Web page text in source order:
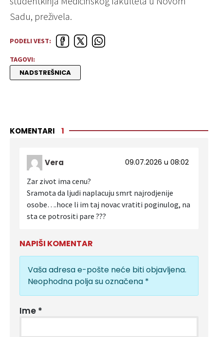
Sadu, preživela.
PODELI VEST:
TAGOVI:
NADSTREŠNICA
KOMENTARI 1
Vera
09.07.2026 u 08:02
Zar zivot ima cenu?
Sramota da ljudi naplacuju smrt najrodjenije
osobe….hoce li im taj novac vratiti poginulog, na
sta ce potrositi pare ???
NAPIŠI KOMENTAR
Vaša adresa e-pošte neće biti objavljena.
Neophodna polja su označena *
Ime *